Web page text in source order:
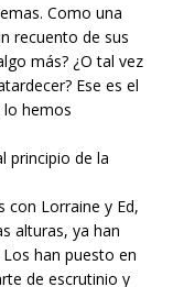
Como una
recuento de sus
más? ¿O tal vez
Ese es el
hemos
principio de la
con Lorraine y Ed,
alturas, ya han
han puesto en
de escrutinio y